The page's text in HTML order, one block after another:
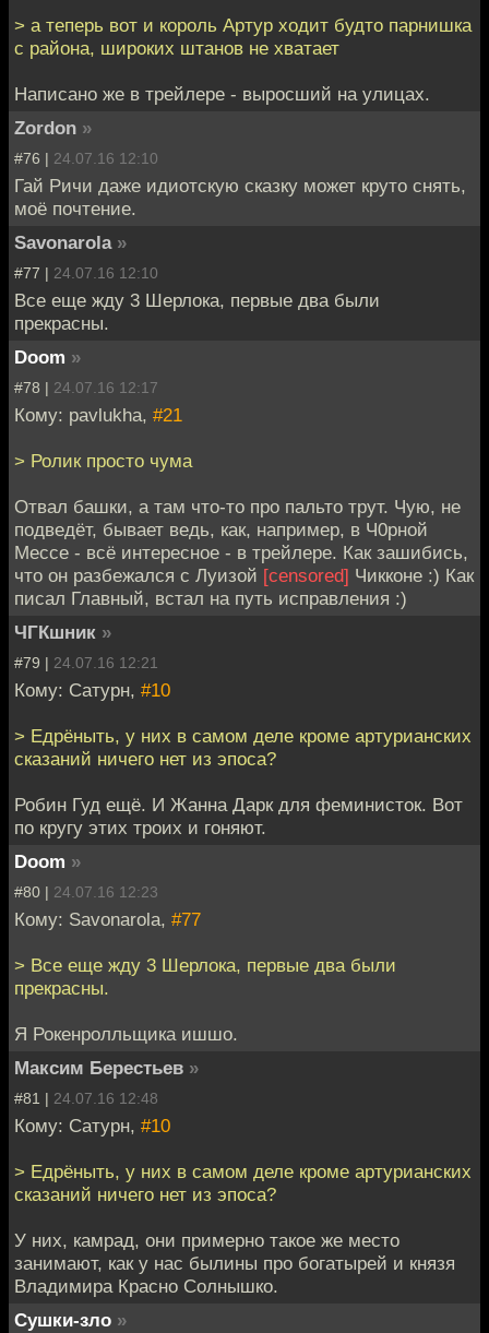
> а теперь вот и король Артур ходит будто парнишка
с района, широких штанов не хватает
Написано же в трейлере - выросший на улицах.
Zordon »
#76 | 24.07.16 12:10
Гай Ричи даже идиотскую сказку может круто снять,
моё почтение.
Savonarola »
#77 | 24.07.16 12:10
Все еще жду 3 Шерлока, первые два были
прекрасны.
Doom »
#78 | 24.07.16 12:17
Кому: pavlukha, #21
> Ролик просто чума
Отвал башки, а там что-то про пальто трут. Чую, не
подведёт, бывает ведь, как, например, в Ч0рной
Мессе - всё интересное - в трейлере. Как зашибись,
что он разбежался с Луизой [censored] Чикконе :) Как
писал Главный, встал на путь исправления :)
ЧГКшник »
#79 | 24.07.16 12:21
Кому: Сатурн, #10
> Едрёныть, у них в самом деле кроме артурианских
сказаний ничего нет из эпоса?
Робин Гуд ещё. И Жанна Дарк для феминисток. Вот
по кругу этих троих и гоняют.
Doom »
#80 | 24.07.16 12:23
Кому: Savonarola, #77
> Все еще жду 3 Шерлока, первые два были
прекрасны.
Я Рокенролльщика ишшо.
Максим Берестьев »
#81 | 24.07.16 12:48
Кому: Сатурн, #10
> Едрёныть, у них в самом деле кроме артурианских
сказаний ничего нет из эпоса?
У них, камрад, они примерно такое же место
занимают, как у нас былины про богатырей и князя
Владимира Красно Солнышко.
Сушки-зло »